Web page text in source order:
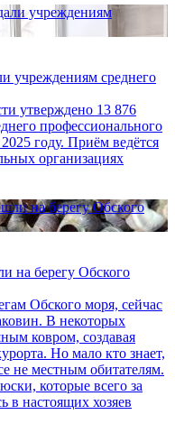
учреждениям среднего
утверждено 13 876
профессионального
году. Приём ведётся
организациях
на берегу Обского
Обского моря, сейчас
В некоторых
ковром, создавая
Но мало кто знает,
не местным обитателям.
которые всего за
в настоящих хозяев